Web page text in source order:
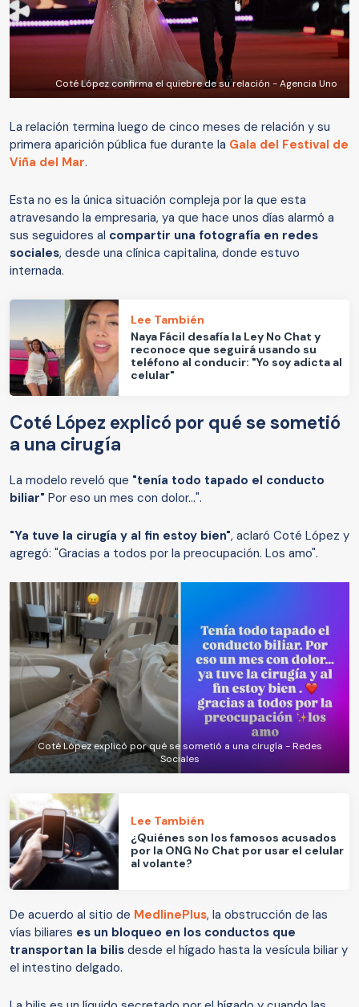
Coté López confirma el quiebre de su relación - Agencia Uno
La relación termina luego de cinco meses de relación y su
primera aparición pública fue durante la Gala del Festival de
Viña del Mar.
Esta no es la única situación compleja por la que esta
atravesando la empresaria, ya que hace unos días alarmó a
sus seguidores al compartir una fotografía en redes
sociales, desde una clínica capitalina, donde estuvo
internada.
Lee También
Naya Fácil desafía la Ley No Chat y
reconoce que seguirá usando su
teléfono al conducir: "Yo soy adicta al
celular"
Coté López explicó por qué se sometió
a una cirugía
La modelo reveló que "tenía todo tapado el conducto
biliar" Por eso un mes con dolor...".
"Ya tuve la cirugía y al fin estoy bien", aclaró Coté López y
agregó: "Gracias a todos por la preocupación. Los amo".
Coté López explicó por qué se sometió a una cirugía - Redes
Sociales
Lee También
¿Quiénes son los famosos acusados
por la ONG No Chat por usar el celular
al volante?
De acuerdo al sitio de MedlinePlus, la obstrucción de las
vías biliares es un bloqueo en los conductos que
transportan la bilis desde el hígado hasta la vesícula biliar y
el intestino delgado.